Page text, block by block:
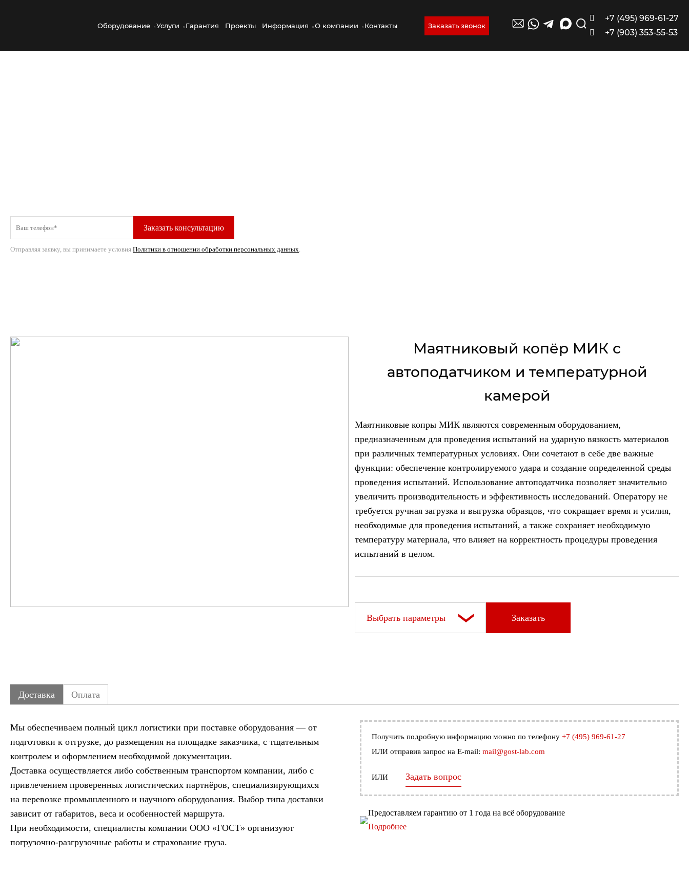
Оборудование Услуги Гарантия Проекты Информация О компании Контакты Заказать звонок
+7 (495) 969-61-27
+7 (903) 353-55-53
Отправляя заявку, вы принимаете условия Политики в отношении обработки персональных данных.
Маятниковый копёр МИК с
автоподатчиком и температурной
камерой
Маятниковые копры МИК являются современным оборудованием,
предназначенным для проведения испытаний на ударную вязкость материалов
при различных температурных условиях. Они сочетают в себе две важные
функции: обеспечение контролируемого удара и создание определенной среды
проведения испытаний. Использование автоподатчика позволяет значительно
увеличить производительность и эффективность исследований. Оператору не
требуется ручная загрузка и выгрузка образцов, что сокращает время и усилия,
необходимые для проведения испытаний, а также сохраняет необходимую
температуру материала, что влияет на корректность процедуры проведения
испытаний в целом.
Выбрать параметры Заказать
Доставка Оплата
Мы обеспечиваем полный цикл логистики при поставке оборудования — от
подготовки к отгрузке, до размещения на площадке заказчика, с тщательным
контролем и оформлением необходимой документации.
Доставка осуществляется либо собственным транспортом компании, либо с
привлечением проверенных логистических партнёров, специализирующихся
на перевозке промышленного и научного оборудования. Выбор типа доставки
зависит от габаритов, веса и особенностей маршрута.
При необходимости, специалисты компании ООО «ГОСТ» организуют
погрузочно-разгрузочные работы и страхование груза.
Получить подробную информацию можно по телефону +7 (495) 969-61-27
ИЛИ отправив запрос на E-mail: mail@gost-lab.com
ИЛИ Задать вопрос
Предоставляем гарантию от 1 года на всё оборудование
Подробнее